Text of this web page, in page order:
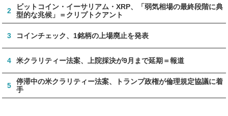
2
ビットコイン・イーサリアム・XRP、「弱気相場の最終段階に典
型的な兆候」＝クリプトクアント
3 コインチェック、1銘柄の上場廃止を発表
4 米クラリティー法案、上院採決が9月まで延期＝報道
5
停滞中の米クラリティー法案、トランプ政権が倫理規定協議に着
手